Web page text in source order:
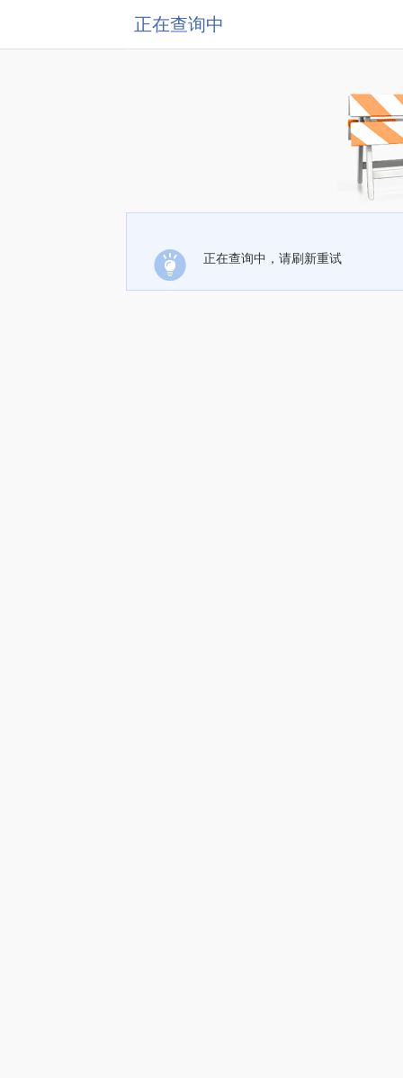
正在查询中
正在查询中，请刷新重试